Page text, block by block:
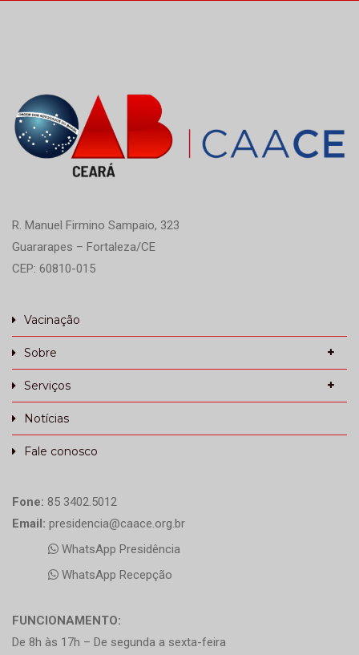
R. Manuel Firmino Sampaio, 323
Guararapes – Fortaleza/CE
CEP: 60810-015
Vacinação
Sobre
Serviços
Notícias
Fale conosco
Fone: 85 3402.5012
Email: presidencia@caace.org.br
WhatsApp Presidência
WhatsApp Recepção
FUNCIONAMENTO:
De 8h às 17h – De segunda a sexta-feira